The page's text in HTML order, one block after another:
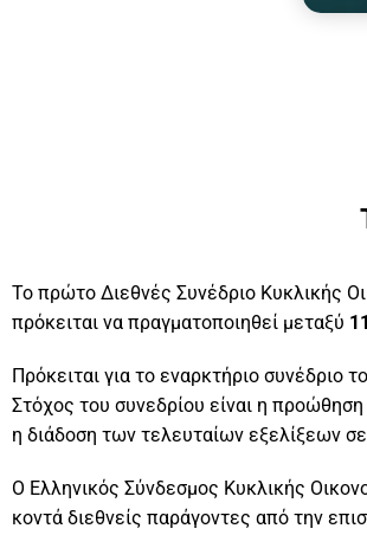
Το πρώτο Διεθνές Συνέδριο Κυκλικής
πρόκειται να πραγματοποιηθεί μεταξύ
Πρόκειται για το εναρκτήριο
Στόχος του συνεδρίου είναι η
η διάδοση των τελευταίων εξελίξεων
Ο Ελληνικός Σύνδεσμος Κυκλικής
κοντά διεθνείς παράγοντες από την